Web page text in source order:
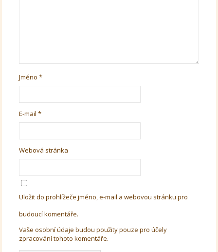
Jméno*
E-mail*
Webová stránka
Uložit do prohlížeče jméno, e-mail a webovou stránku pro
budoucí komentáře.
Vaše osobní údaje budou použity pouze pro účely
zpracování tohoto komentáře.